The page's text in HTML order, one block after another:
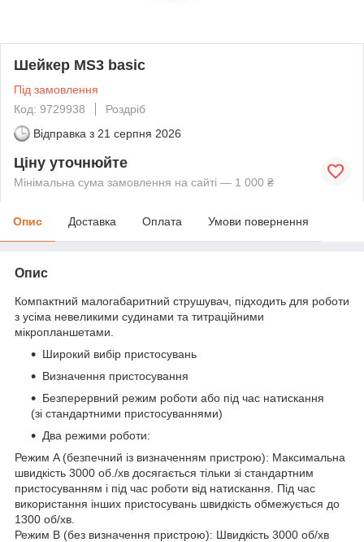
Шейкер MS3 basic
Під замовлення
Код: 9729938
Роздріб
Відправка з 21 серпня 2026
Ціну уточнюйте
Мінімальна сума замовлення на сайті — 1 000 ₴
Опис Доставка Оплата Умови повернення
Опис
Компактний малогабаритний струшувач, підходить для роботи
з усіма невеликими судинами та титраційними
мікропланшетами.
Широкий вибір пристосувань
Визначення пристосування
Безперервний режим роботи або під час натискання
(зі стандартними пристосуваннями)
Два режими роботи:
Режим A (безпечний із визначенням пристрою): Максимальна
швидкість 3000 об./хв досягається тільки зі стандартним
пристосуванням і під час роботи від натискання. Під час
використання інших пристосувань швидкість обмежується до
1300 об/хв.
Режим B (без визначення пристрою): Швидкість 3000 об/хв